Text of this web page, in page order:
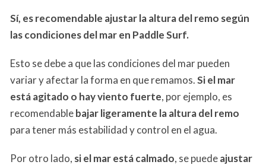
Sí, es recomendable ajustar la altura del remo según
las condiciones del mar en Paddle Surf.
Esto se debe a que las condiciones del mar pueden
variar y afectar la forma en que remamos.Si el mar
está agitado o hay viento fuerte, por ejemplo, es
recomendablebajar ligeramente la altura del remo
para tener más estabilidad y control en el agua.
Por otro lado, si el mar está calmado, se puedeajustar